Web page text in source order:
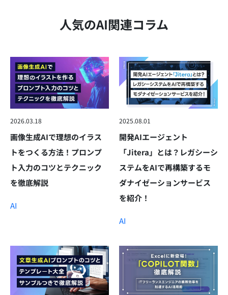
人気のAI関連コラム
2026.03.18
画像生成AIで理想のイラス
トをつくる方法！プロンプ
ト入力のコツとテクニック
を徹底解説
AI
2025.08.01
開発AIエージェント
「Jitera」とは？レガシーシ
ステムをAIで再構築するモ
ダナイゼーションサービス
を紹介！
AI